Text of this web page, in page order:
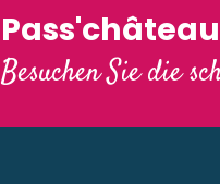
Besuchen Sie die